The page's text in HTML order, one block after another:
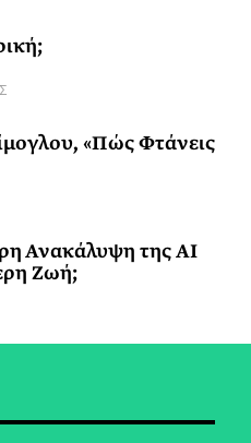
«Πώς Φτάνεις
Ανακάλυψη της AI
Ζωή;